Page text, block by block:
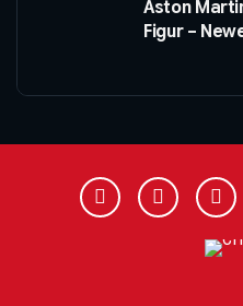
Aston
Figur –